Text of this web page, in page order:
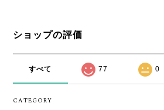
ショップの評価
すべて 77 0
CATEGORY